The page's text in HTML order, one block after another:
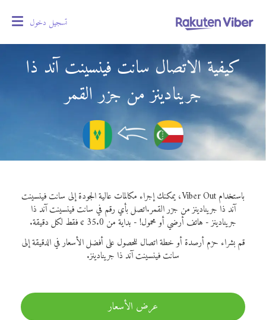
تسجيل دخول
كيفية الاتصال سانت فينسينت آند ذا
جرينادينز من جزر القمر
باستخدام Viber Out، يمكنك إجراء مكالمات عالية الجودة إلى سانت فينسينت
آند ذا جرينادينز من جزر القمر.اتصل بأي رقم في سانت فينسينت آند ذا
جرينادينز - هاتف أرضي أو محمول! - بداية من 35.0 ¢ فقط لكل دقيقة.
قم بشراء حزم أرصدة أو خطة اتصال للحصول على أفضل الأسعار في الدقيقة إلى
سانت فينسينت آند ذا جرينادينز.
عرض الأسعار